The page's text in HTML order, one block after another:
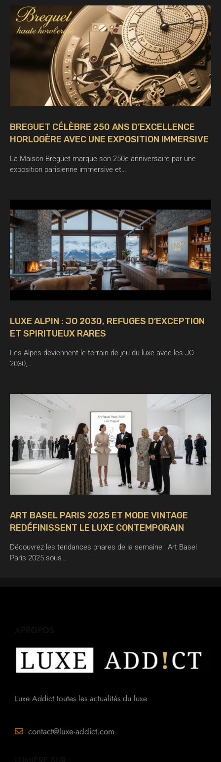
BREGUET CÉLÈBRE 250 ANS D’EXCELLENCE
HORLOGÈRE AVEC UNE EXPOSITION IMMERSIVE
La Maison Breguet marque son 250e anniversaire par une
exposition parisienne immersive et…
LUXE ALPIN : JO 2030, REFUGES D’EXCEPTION
ET SPIRITUEUX RARES
Les Alpes deviennent le terrain de jeu du luxe avec les JO
2030,…
ART BASEL PARIS 2025 ET MODE VINTAGE
REDÉFINISSENT LE LUXE CONTEMPORAIN
Découvrez les tendances phares de la semaine : Art Basel
Paris 2025 sous…
Luxe Addict toutes les actualités du luxe
contact@luxe-addict.com